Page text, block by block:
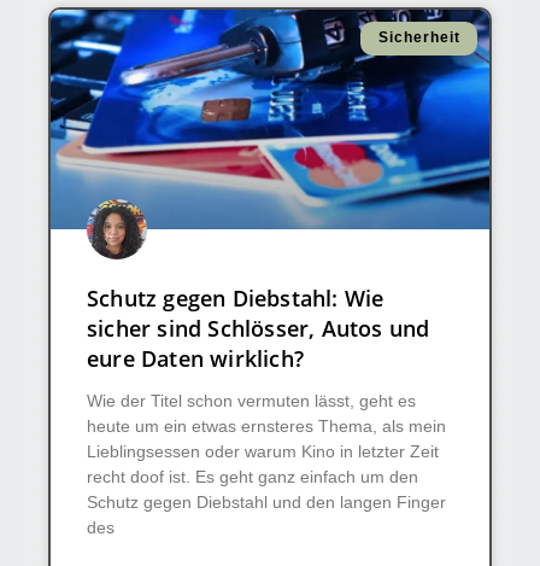
Sicherheit
Schutz gegen Diebstahl: Wie
sicher sind Schlösser, Autos und
eure Daten wirklich?
Wie der Titel schon vermuten lässt, geht es
heute um ein etwas ernsteres Thema, als mein
Lieblingsessen oder warum Kino in letzter Zeit
recht doof ist. Es geht ganz einfach um den
Schutz gegen Diebstahl und den langen Finger
des